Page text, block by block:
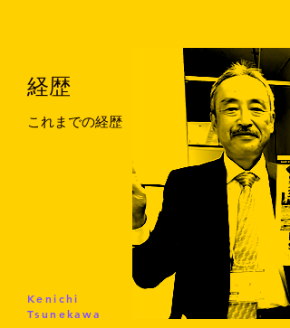
Kenichi
Tsunekawa
経歴
これまでの経歴